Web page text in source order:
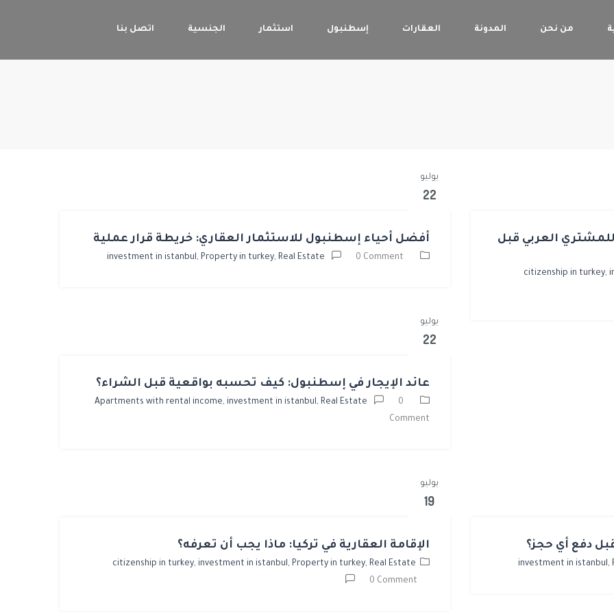
من نحن المدونة العقارات إسطنبول استثمار الجنسية اتصل بنا
العربي قبل
citizenship in turkey,
يوليو
22
أفضل أحياء إسطنبول للاستثمار العقاري: خريطة قرار عملية
investment in istanbul, Property in turkey, Real Estate 0 Comment
يوليو
22
عائد الإيجار في إسطنبول: كيف تحسبه بواقعية قبل الشراء؟
Apartments with rental income, investment in istanbul, Real Estate
0
Comment
دفع أي حجز؟
investment in istanbul,
يوليو
19
الإقامة العقارية في تركيا: ماذا يجب أن تعرفه؟
citizenship in turkey, investment in istanbul, Property in turkey, Real Estate
0 Comment